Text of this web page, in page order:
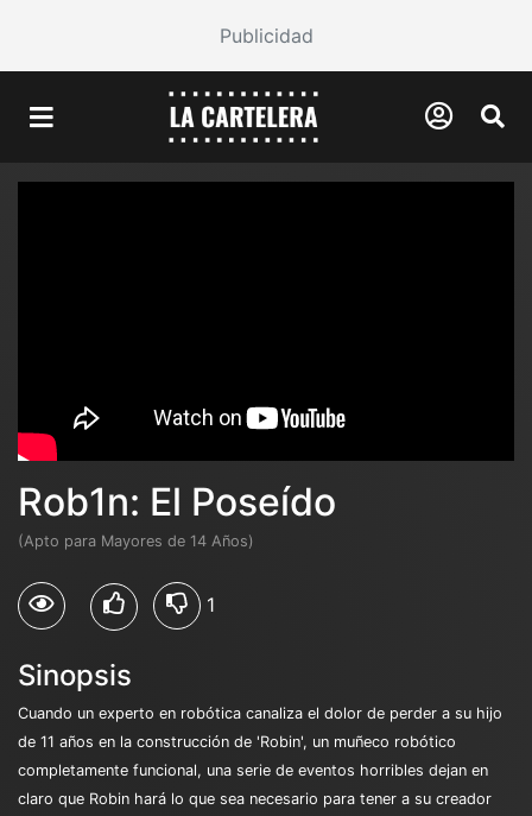
Publicidad
Rob1n: El Poseído
(Apto para Mayores de 14 Años)
1
Sinopsis
Cuando un experto en robótica canaliza el dolor de perder a su hijo
de 11 años en la construcción de 'Robin', un muñeco robótico
completamente funcional, una serie de eventos horribles dejan en
claro que Robin hará lo que sea necesario para tener a su creador